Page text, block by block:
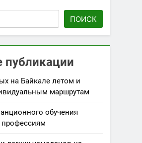
ПОИСК
публикации
на Байкале летом и
маршрутам
обучения